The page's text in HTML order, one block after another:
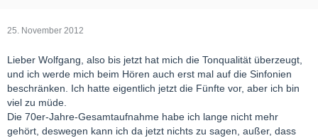
25. November 2012
Lieber Wolfgang, also bis jetzt hat mich die Tonqualität überzeugt,
und ich werde mich beim Hören auch erst mal auf die Sinfonien
beschränken. Ich hatte eigentlich jetzt die Fünfte vor, aber ich bin
viel zu müde.
Die 70er-Jahre-Gesamtaufnahme habe ich lange nicht mehr
gehört, deswegen kann ich da jetzt nichts zu sagen, außer, dass